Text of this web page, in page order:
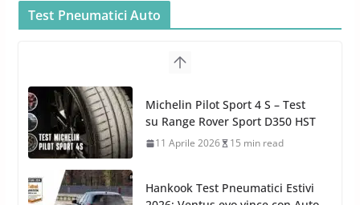
Car Care
26 Marzo 2025 2 min read
Azoto
26 Marzo 2025 2 min read
Test Pneumatici Auto
Hankook Test Pneumatici Estivi
2026: Ventus evo vince con Auto
Bild, Ventus Prime 4 convince